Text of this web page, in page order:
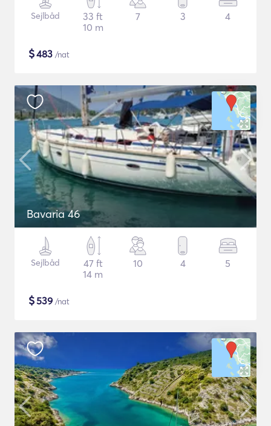
Sejlbåd
33 ft
10 m
7 3 4
$483 /nat
Bavaria 46
Sejlbåd
47 ft
14 m
10 4 5
$539 /nat